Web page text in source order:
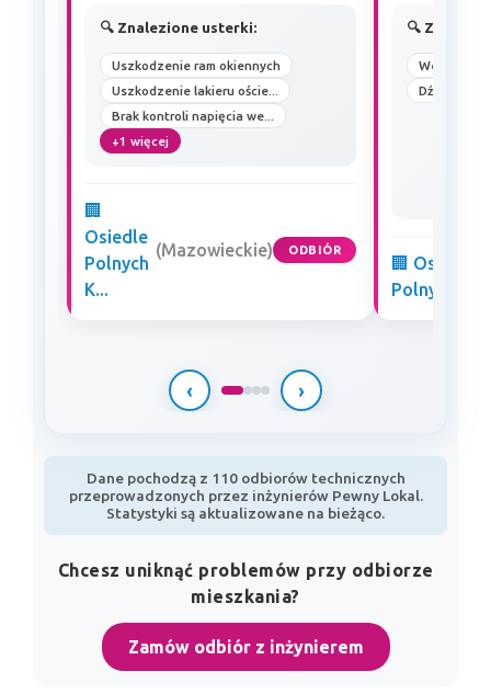
🔍 Znalezione usterki:
Uszkodzenie ram okiennych
Uszkodzenie lakieru oście...
Brak kontroli napięcia we...
+1 więcej
🏢
Osiedle
Polnych
K...
(Mazowieckie) ODBIÓR
🔍
Wentylacja
Dźwig
🏢 Osiedle
Polnych K...
‹ ›
Dane pochodzą z 110 odbiorów technicznych
przeprowadzonych przez inżynierów Pewny Lokal.
Statystyki są aktualizowane na bieżąco.
Chcesz uniknąć problemów przy odbiorze
mieszkania?
Zamów odbiór z inżynierem